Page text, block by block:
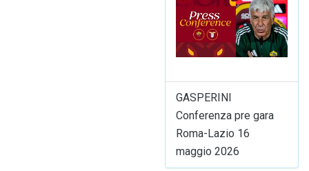
GASPERINI
Conferenza pre gara
Roma-Lazio 16
maggio 2026